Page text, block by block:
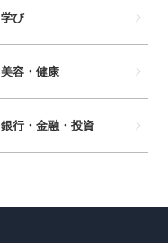
学び
美容・健康
銀行・金融・投資